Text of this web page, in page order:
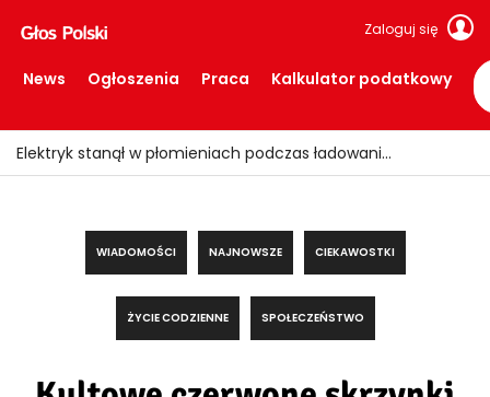
Zaloguj się
News Ogłoszenia Praca Kalkulator podatkowy
Horror w Dordrecht! Dziecko zginęło po potrąceniu przez busa
WIADOMOŚCI NAJNOWSZE CIEKAWOSTKI
ŻYCIE CODZIENNE SPOŁECZEŃSTWO